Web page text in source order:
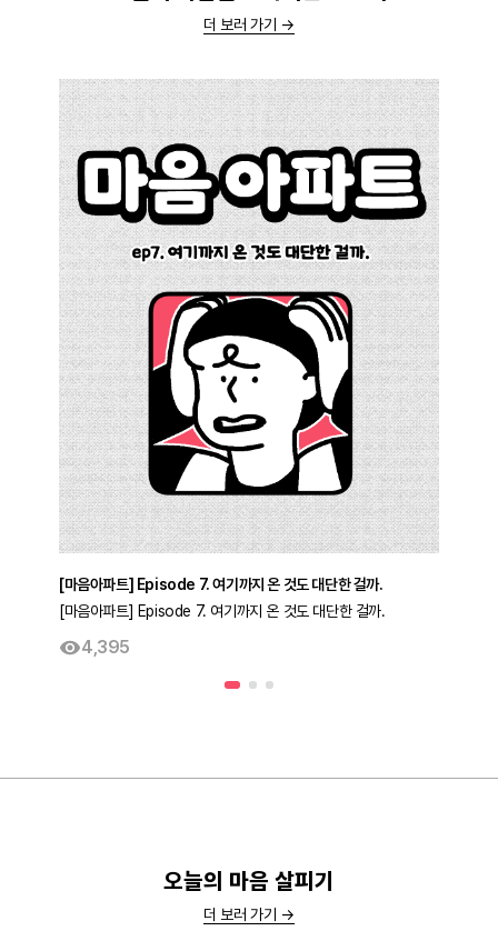
더 보러 가기 →
[마음아파트] Episode 7. 여기까지 온 것도 대단한 걸까.
[마음아파트] Episode 7. 여기까지 온 것도 대단한 걸까.
4,395
오늘의 마음 살피기
더 보러 가기 →